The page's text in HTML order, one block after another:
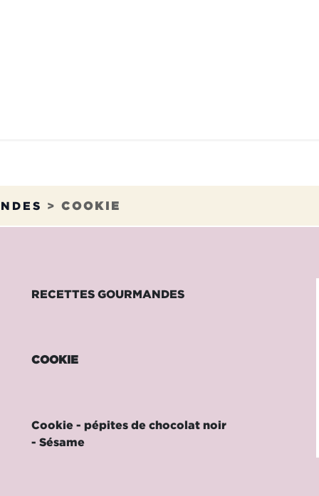
> COOKIE
RECETTES GOURMANDES
COOKIE
Cookie - pépites de chocolat noir
- Sésame